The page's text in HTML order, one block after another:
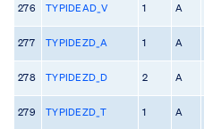
276 TYPIDEAD_V 1 A
277 TYPIDEZD_A 1 A
278 TYPIDEZD_D 2 A
279 TYPIDEZD_T 1 A